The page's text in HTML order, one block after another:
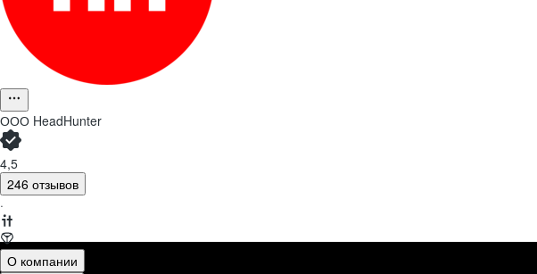
ООО HeadHunter
4,5
246 отзывов
·
О компании